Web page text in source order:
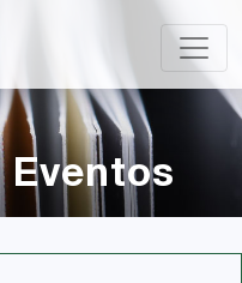
Eventos